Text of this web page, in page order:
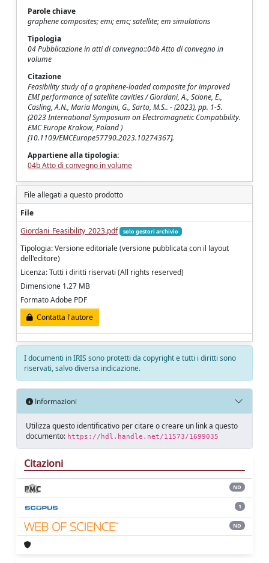
Parole chiave
graphene composites; emi; emc; satellite; em simulations
Tipologia
04 Pubblicazione in atti di convegno::04b Atto di convegno in
volume
Citazione
Feasibility study of a graphene-loaded composite for improved
EMI performance of satellite cavities / Giordani, A., Scione, E.,
Casling, A.N., Maria Mongini, G., Sarto, M.S.. - (2023), pp. 1-5.
(2023 International Symposium on Electromagnetic Compatibility.
EMC Europe Krakow, Poland )
[10.1109/EMCEurope57790.2023.10274367].
Appartiene alla tipologia:
04b Atto di convegno in volume
File allegati a questo prodotto
File
Giordani_Feasibility_2023.pdf
solo gestori archivio
Tipologia: Versione editoriale (versione pubblicata con il layout
dell'editore)
Licenza: Tutti i diritti riservati (All rights reserved)
Dimensione 1.27 MB
Formato Adobe PDF
Contatta l'autore
I documenti in IRIS sono protetti da copyright e tutti i diritti sono
riservati, salvo diversa indicazione.
Informazioni
Utilizza questo identificativo per citare o creare un link a questo
documento: https://hdl.handle.net/11573/1699035
Citazioni
ND
1
ND